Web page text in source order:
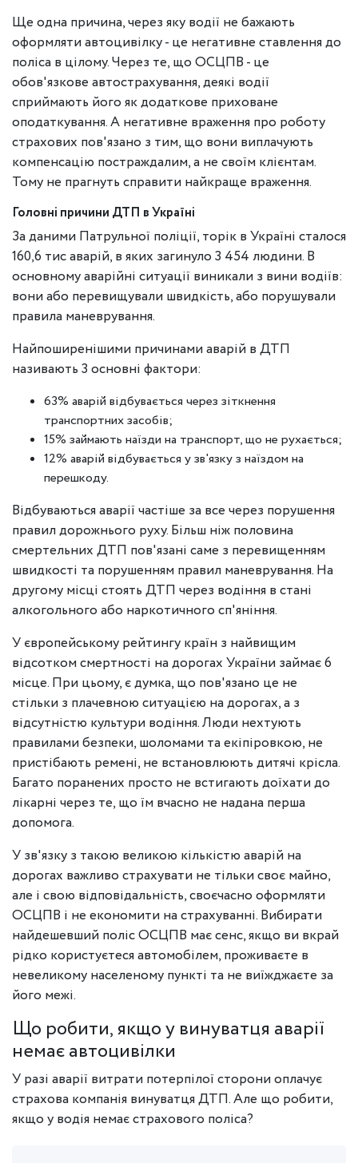
Ще одна причина, через яку водії не бажають
оформляти автоцивілку - це негативне ставлення до
поліса в цілому. Через те, що ОСЦПВ - це
обов'язкове автострахування, деякі водії
сприймають його як додаткове приховане
оподаткування. А негативне враження про роботу
страхових пов'язано з тим, що вони виплачують
компенсацію постраждалим, а не своїм клієнтам.
Тому не прагнуть справити найкраще враження.
Головні причини ДТП в Україні
За даними Патрульної поліції, торік в Україні сталося
160,6 тис аварій, в яких загинуло 3 454 людини. В
основному аварійні ситуації виникали з вини водіїв:
вони або перевищували швидкість, або порушували
правила маневрування.
Найпоширенішими причинами аварій в ДТП
називають 3 основні фактори:
63% аварій відбувається через зіткнення
транспортних засобів;
15% займають наїзди на транспорт, що не рухається;
12% аварій відбувається у зв'язку з наїздом на
перешкоду.
Відбуваються аварії частіше за все через порушення
правил дорожнього руху. Більш ніж половина
смертельних ДТП пов'язані саме з перевищенням
швидкості та порушенням правил маневрування. На
другому місці стоять ДТП через водіння в стані
алкогольного або наркотичного сп'яніння.
У європейському рейтингу країн з найвищим
відсотком смертності на дорогах України займає 6
місце. При цьому, є думка, що пов'язано це не
стільки з плачевною ситуацією на дорогах, а з
відсутністю культури водіння. Люди нехтують
правилами безпеки, шоломами та екіпіровкою, не
пристібають ремені, не встановлюють дитячі крісла.
Багато поранених просто не встигають доїхати до
лікарні через те, що їм вчасно не надана перша
допомога.
У зв'язку з такою великою кількістю аварій на
дорогах важливо страхувати не тільки своє майно,
але і свою відповідальність, своєчасно оформляти
ОСЦПВ і не економити на страхуванні. Вибирати
найдешевший поліс ОСЦПВ має сенс, якщо ви вкрай
рідко користуєтеся автомобілем, проживаєте в
невеликому населеному пункті та не виїжджаєте за
його межі.
Що робити, якщо у винуватця аварії
немає автоцивілки
У разі аварії витрати потерпілої сторони оплачує
страхова компанія винуватця ДТП. Але що робити,
якщо у водія немає страхового поліса?